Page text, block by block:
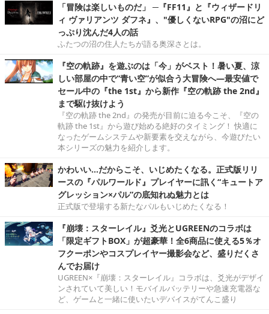
「冒険は楽しいものだ」 ─『FF11』と『ウィザードリ
ィ ヴァリアンツ ダフネ』、"優しくないRPG"の沼にど
っぷり沈んだ4人の話
ふたつの沼の住人たちが語る奥深さとは。
『空の軌跡』を遊ぶのは「今」がベスト！暑い夏、涼
しい部屋の中で“青い空”が似合う大冒険へ―最安値で
セール中の『the 1st』から新作『空の軌跡 the 2nd』
まで駆け抜けよう
『空の軌跡 the 2nd』の発売が目前に迫る今こそ、『空の
軌跡 the 1st』から遊び始める絶好のタイミング！ 快適に
なったゲームシステムや新要素を交えながら、今遊びたい
本シリーズの魅力を紹介します。
かわいい…だからこそ、いじめたくなる。正式版リリ
ースの『パルワールド』プレイヤーに訊く“キュートア
グレッション×パル”の底知れぬ魅力とは
正式版で登場する新たなパルもいじめたくなる！
『崩壊：スターレイル』爻光とUGREENのコラボは
「限定ギフトBOX」が超豪華！全6商品に使える5％オ
フクーポンやコスプレイヤー撮影会など、盛りだくさ
んでお届け
UGREEN×『崩壊：スターレイル』コラボは、爻光がデザイ
ンされていて美しい！モバイルバッテリーや急速充電器な
ど、ゲームと一緒に使いたいデバイスがてんこ盛り